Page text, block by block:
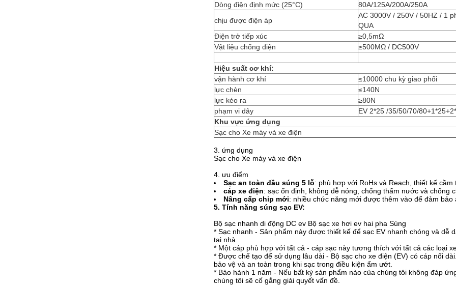
Dòng điện định mức (25°C)
80A/125A/200A/250A
chịu được điện áp
AC 3000V / 250V / 50HZ / 1
QUA
Điện trở tiếp xúc
≥0,5mΩ
Vật liệu chống điện
≥500MΩ / DC500V
Hiệu suất cơ khí:
vận hành cơ khí
≤10000 chu kỳ giao phối
lực chèn
≤140N
lực kéo ra
≥80N
phạm vi dây
EV 2*25 /35/50/70/
Khu vực ứng dụng
Sạc cho Xe máy và xe điện
3. ứng dụng
Sạc cho Xe máy và xe điện
4. ưu điểm
Sạc an toàn đầu súng 5 lỗ: phù hợp với RoHs và Reach, thiết kế cầm
cáp xe điện: sạc ổn định, không dễ nóng, chống thấm nước và chống
Nâng cấp chip mới: nhiều chức năng mới được thêm vào để đảm bảo
5. Tính năng súng sạc EV:
Bộ sạc nhanh di động DC ev Bộ sạc xe hơi ev hai pha Súng
* Sạc nhanh - Sản phẩm này được thiết kế để sạc EV nhanh chóng và dễ
tại nhà.
* Một cáp phù hợp với tất cả - cáp sạc này tương thích với tất cả các loại
* Được chế tạo để sử dụng lâu dài - Bộ sạc cho xe điện (EV) có cáp nối
bảo vệ và an toàn trong khi sạc trong điều kiện ẩm ướt.
* Bảo hành 1 năm - Nếu bất kỳ sản phẩm nào của chúng tôi không đáp
chúng tôi sẽ cố gắng giải quyết vấn đề.